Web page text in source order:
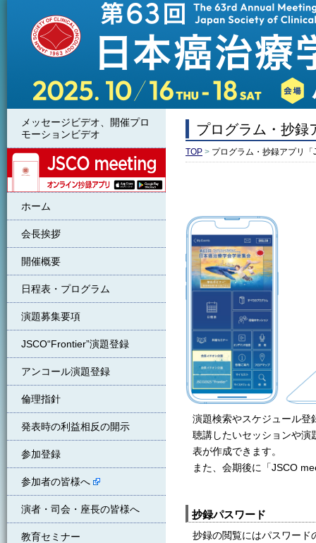
プログラム・抄録
TOP > プログラム・抄録アプリ
演題検索やスケジュール登
聴講したいセッションや演
表が作成できます。
また、会期後に「JSCO
抄録パスワード
抄録の閲覧にはパスワード
メッセージビデオ、開催プロ
モーションビデオ
JSCO meeting
ホーム
会長挨拶
開催概要
日程表・プログラム
演題募集要項
JSCO“Frontier”演題登録
アンコール演題登録
倫理指針
発表時の利益相反の開示
参加登録
参加者の皆様へ
演者・司会・座長の皆様へ
教育セミナー